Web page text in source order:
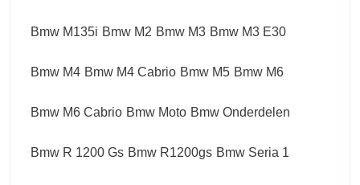
Bmw M135i Bmw M2 Bmw M3 Bmw M3 E30
Bmw M4 Bmw M4 Cabrio Bmw M5 Bmw M6
Bmw M6 Cabrio Bmw Moto Bmw Onderdelen
Bmw R 1200 Gs Bmw R1200gs Bmw Seria 1